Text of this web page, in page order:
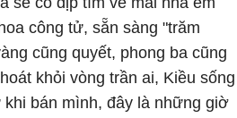
công tử, sẵn sàng "trăm
cũng quyết, phong ba cũng
khỏi vòng trần ai, Kiều sống
bán mình, đây là những giờ